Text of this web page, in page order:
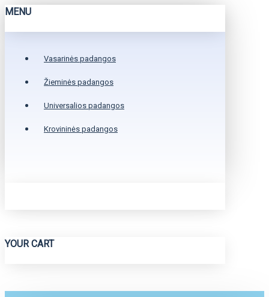
MENU
Vasarinės padangos
Žieminės padangos
Universalios padangos
Krovininės padangos
YOUR CART